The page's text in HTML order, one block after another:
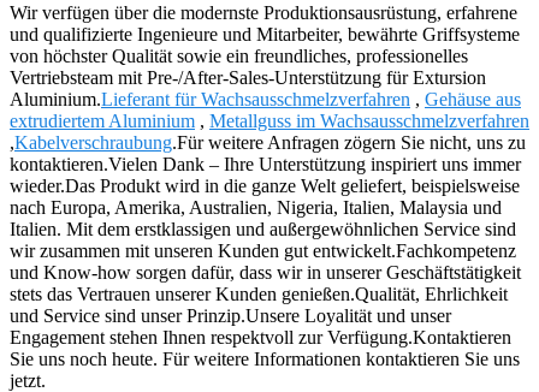
Wir verfügen über die modernste Produktionsausrüstung, erfahrene
und qualifizierte Ingenieure und Mitarbeiter, bewährte Griffsysteme
von höchster Qualität sowie ein freundliches, professionelles
Vertriebsteam mit Pre-/After-Sales-Unterstützung für Extursion
Aluminium.Lieferant für Wachsausschmelzverfahren , Gehäuse aus
extrudiertem Aluminium , Metallguss im Wachsausschmelzverfahren
,Kabelverschraubung.Für weitere Anfragen zögern Sie nicht, uns zu
kontaktieren.Vielen Dank – Ihre Unterstützung inspiriert uns immer
wieder.Das Produkt wird in die ganze Welt geliefert, beispielsweise
nach Europa, Amerika, Australien, Nigeria, Italien, Malaysia und
Italien. Mit dem erstklassigen und außergewöhnlichen Service sind
wir zusammen mit unseren Kunden gut entwickelt.Fachkompetenz
und Know-how sorgen dafür, dass wir in unserer Geschäftstätigkeit
stets das Vertrauen unserer Kunden genießen.Qualität, Ehrlichkeit
und Service sind unser Prinzip.Unsere Loyalität und unser
Engagement stehen Ihnen respektvoll zur Verfügung.Kontaktieren
Sie uns noch heute. Für weitere Informationen kontaktieren Sie uns
jetzt.